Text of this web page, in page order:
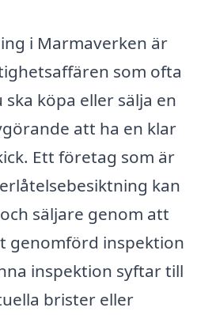
i Marmaverken är
som ofta
köpa eller sälja en
att ha en klar
Ett företag som är
kan
säljare genom att
genomförd inspektion
inspektion syftar till
brister eller